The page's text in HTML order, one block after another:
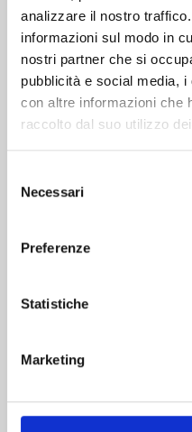
analizzare il nostro
informazioni sul modo in
nostri partner che si
pubblicità e social media,
con altre informazioni che
raccolto dal suo utilizzo
delNecessari
Preferenze
Statistiche
Marketing
€ 6,90